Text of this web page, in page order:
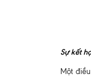
Sự kết
Một